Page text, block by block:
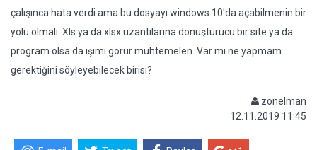
çalışınca hata verdi ama bu dosyayı windows 10'da açabilmenin bir
yolu olmalı. Xls ya da xlsx uzantılarına dönüştürücü bir site ya da
program olsa da işimi görür muhtemelen. Var mı ne yapmam
gerektiğini söyleyebilecek birisi?
zonelman
12.11.2019 11:45